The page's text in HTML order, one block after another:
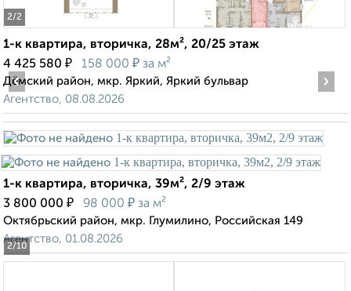
2/2
1-к квартира, вторичка, 28м², 20/25 этаж
4 425 580 ₽ 158 000 ₽ за м²
Дёмский район, мкр. Яркий, Яркий бульвар
Агентство, 08.08.2026
2/10
‹ ›
1-к квартира, вторичка, 39м², 2/9 этаж
3 800 000 ₽ 98 000 ₽ за м²
Октябрьский район, мкр. Глумилино, Российская 149
Агентство, 01.08.2026